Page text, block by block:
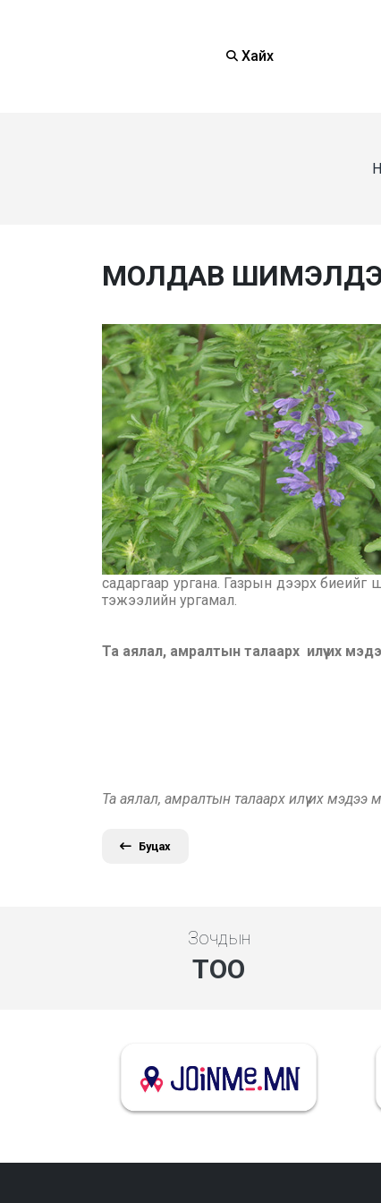
Хайх
МОЛДАВ
садаргаар ургана. Газрын дээрх биеийг
тэжээлийн ургамал.
Та аялал, амралтын талаарх илүү их
Та аялал, амралтын талаарх илүү их мэдээ
Буцах
Зочдын
ТОО